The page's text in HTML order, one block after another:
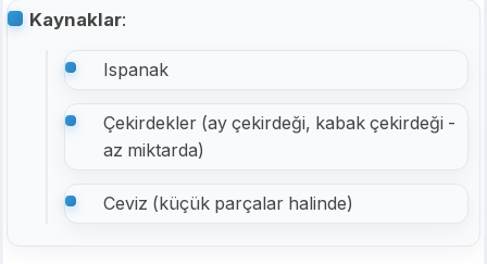
Kaynaklar:
Ispanak
Çekirdekler (ay çekirdeği, kabak çekirdeği -
az miktarda)
Ceviz (küçük parçalar halinde)